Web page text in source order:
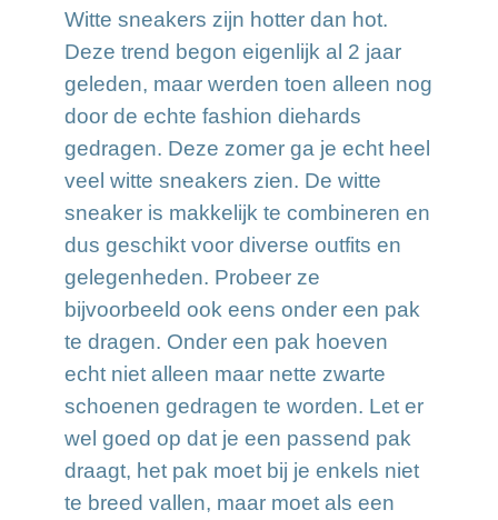
Witte sneakers zijn hotter dan hot.
Deze trend begon eigenlijk al 2 jaar
geleden, maar werden toen alleen nog
door de echte fashion diehards
gedragen. Deze zomer ga je echt heel
veel witte sneakers zien. De witte
sneaker is makkelijk te combineren en
dus geschikt voor diverse outfits en
gelegenheden. Probeer ze
bijvoorbeeld ook eens onder een pak
te dragen. Onder een pak hoeven
echt niet alleen maar nette zwarte
schoenen gedragen te worden. Let er
wel goed op dat je een passend pak
draagt, het pak moet bij je enkels niet
te breed vallen, maar moet als een